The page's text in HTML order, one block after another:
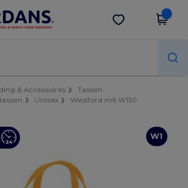
app
in de app!
Download app
& Accessoires
Tassen
Unisex Westford mill W150
W1